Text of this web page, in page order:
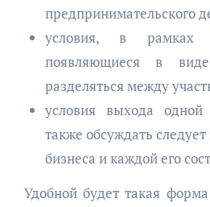
предпринимательского
условия, в рамках
появляющиеся в
разделяться между
условия выхода
также обсуждать
бизнеса и каждой его
Удобной будет такая